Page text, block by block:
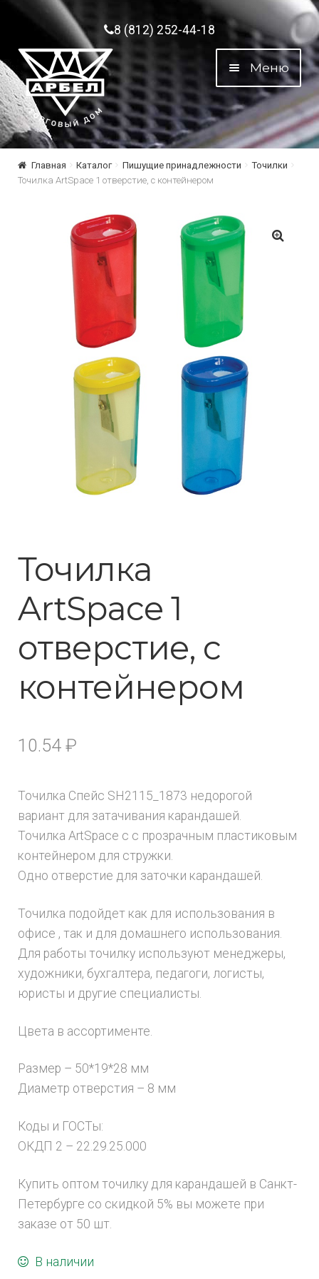
Перейти к навигации
Перейти к содержимому8 (812) 252-44-18
Меню
Главная Каталог Пишущие принадлежности
Точилки
Точилка ArtSpace 1 отверстие, с контейнером
Точилка
ArtSpace 1
отверстие, с
контейнером
10.54 ₽
Точилка Спейс SH2115_1873 недорогой
вариант для затачивания карандашей.
Точилка ArtSpace с с прозрачным пластиковым
контейнером для стружки.
Одно отверстие для заточки карандашей.
Точилка подойдет как для использования в
офисе , так и для домашнего использования.
Для работы точилку используют менеджеры,
художники, бухгалтера, педагоги, логисты,
юристы и другие специалисты.
Цвета в ассортименте.
Размер – 50*19*28 мм
Диаметр отверстия – 8 мм
Коды и ГОСТы:
ОКДП 2 – 22.29.25.000
Купить оптом точилку для карандашей в Санкт-
Петербурге со скидкой 5% вы можете при
заказе от 50 шт.
В наличии